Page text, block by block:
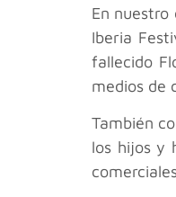
En
Iberia
fallecido
medios de
También
los hijos y